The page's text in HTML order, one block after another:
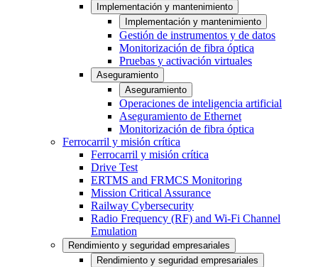
Implementación y mantenimiento
Implementación y mantenimiento
Gestión de instrumentos y de datos
Monitorización de fibra óptica
Pruebas y activación virtuales
Aseguramiento
Aseguramiento
Operaciones de inteligencia artificial
Aseguramiento de Ethernet
Monitorización de fibra óptica
Ferrocarril y misión crítica
Ferrocarril y misión crítica
Drive Test
ERTMS and FRMCS Monitoring
Mission Critical Assurance
Railway Cybersecurity
Radio Frequency (RF) and Wi-Fi Channel
Emulation
Rendimiento y seguridad empresariales
Rendimiento y seguridad empresariales